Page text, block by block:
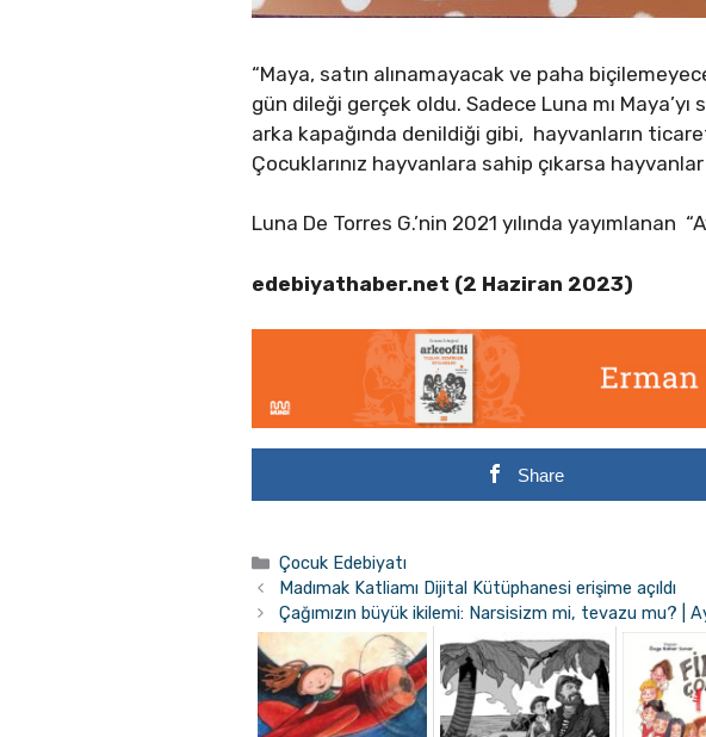
“Maya, satın alınamayacak ve paha
gün dileği gerçek oldu. Sadece Luna mı
arka kapağında denildiği gibi, hayvanların
Çocuklarınız hayvanlara sahip çıkarsa
Luna De Torres G.’nin 2021 yılında yayımlanan
edebiyathaber.net (2 Haziran 2023)
Share
Kategoriler
Çocuk Edebiyatı
Madımak Katliamı Dijital Kütüphanesi erişime açıldı
Çağımızın büyük ikilemi: Narsisizm mi, tevazu mu? |